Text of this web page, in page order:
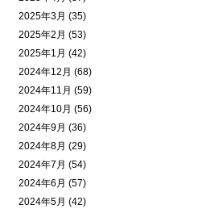
2025年3月 (35)
2025年2月 (53)
2025年1月 (42)
2024年12月 (68)
2024年11月 (59)
2024年10月 (56)
2024年9月 (36)
2024年8月 (29)
2024年7月 (54)
2024年6月 (57)
2024年5月 (42)